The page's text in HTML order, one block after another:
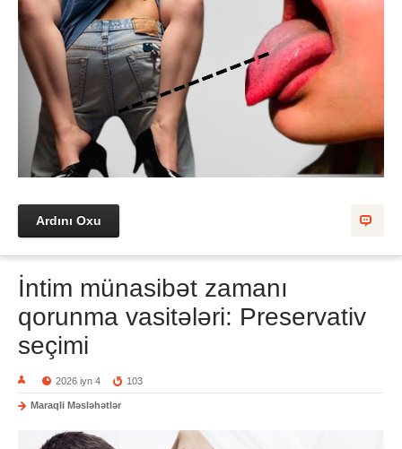
Ardını Oxu
İntim münasibət zamanı
qorunma vasitələri: Preservativ
seçimi
2026 iyn 4 103
Maraqli Məsləhətlər